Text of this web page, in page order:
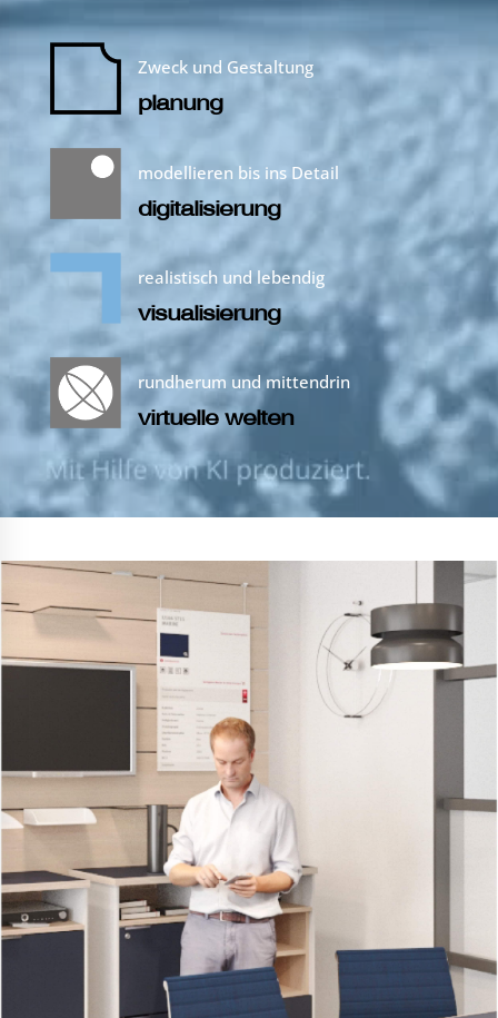
Zweck und Gestaltung
planung
modellieren bis ins Detail
digitalisierung
realistisch und lebendig
visualisierung
rundherum und mittendrin
virtuelle welten